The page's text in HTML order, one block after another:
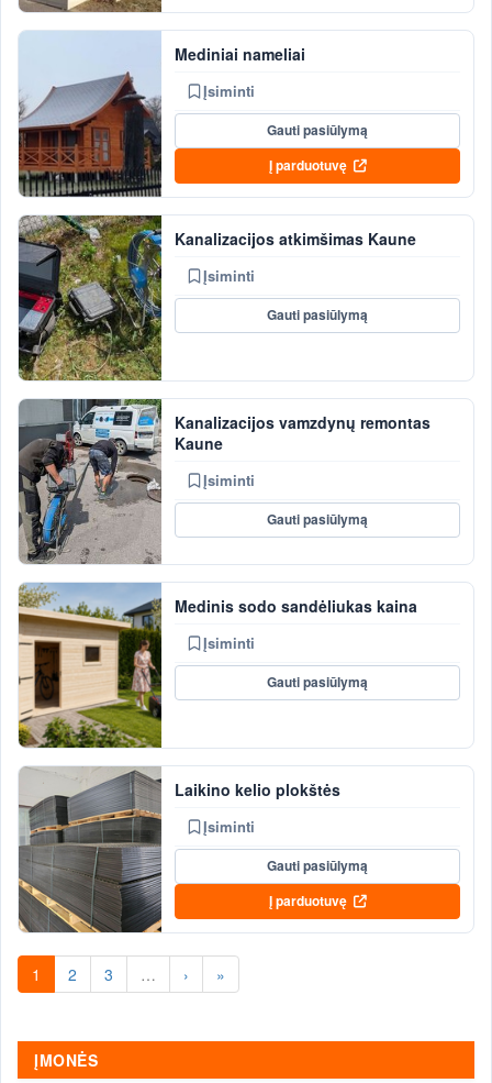
Mediniai nameliai
Įsiminti
Gauti pasiūlymą
Į parduotuvę
Kanalizacijos atkimšimas Kaune
Įsiminti
Gauti pasiūlymą
Kanalizacijos vamzdynų remontas
Kaune
Įsiminti
Gauti pasiūlymą
Medinis sodo sandėliukas kaina
Įsiminti
Gauti pasiūlymą
Laikino kelio plokštės
Įsiminti
Gauti pasiūlymą
Į parduotuvę
1 2 3 … › »
ĮMONĖS